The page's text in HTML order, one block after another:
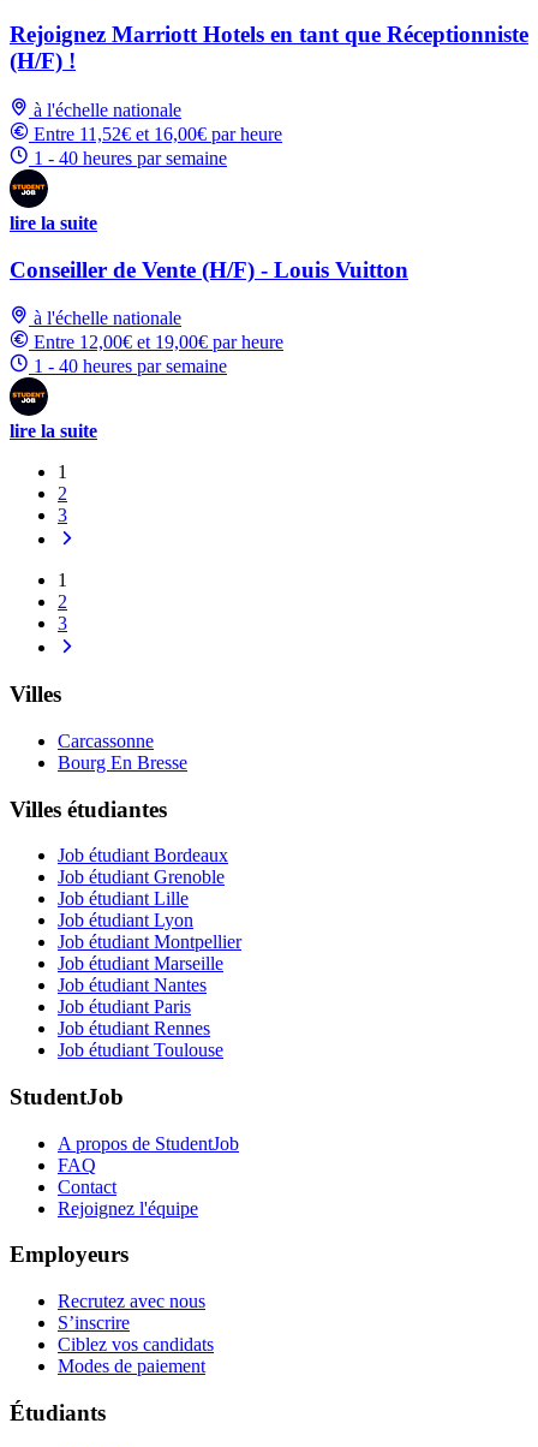
Rejoignez Marriott Hotels en tant que Réceptionniste
(H/F) !
à l'échelle nationale
Entre 11,52€ et 16,00€ par heure
1 - 40 heures par semaine
lire la suite
Conseiller de Vente (H/F) - Louis Vuitton
à l'échelle nationale
Entre 12,00€ et 19,00€ par heure
1 - 40 heures par semaine
lire la suite
1
2
3
1
2
3
Villes
Carcassonne
Bourg En Bresse
Villes étudiantes
Job étudiant Bordeaux
Job étudiant Grenoble
Job étudiant Lille
Job étudiant Lyon
Job étudiant Montpellier
Job étudiant Marseille
Job étudiant Nantes
Job étudiant Paris
Job étudiant Rennes
Job étudiant Toulouse
StudentJob
A propos de StudentJob
FAQ
Contact
Rejoignez l'équipe
Employeurs
Recrutez avec nous
S’inscrire
Ciblez vos candidats
Modes de paiement
Étudiants